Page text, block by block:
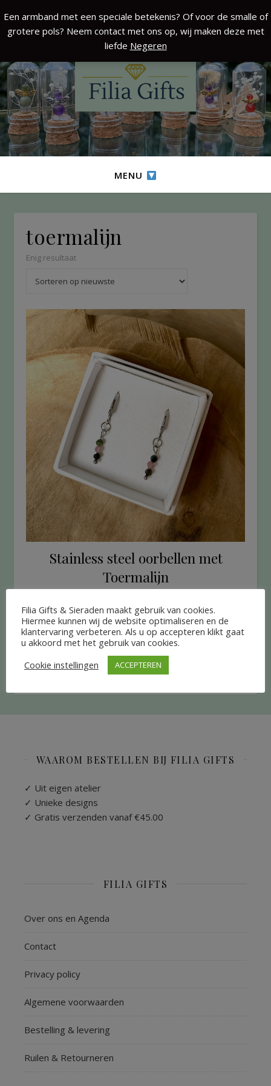
Een armband met een speciale betekenis? Of voor de smalle of
grotere pols? Neem contact met ons op, wij maken deze met
liefde Negeren
MENU
toermalijn
Enig resultaat
Stainless steel oorbellen met
Toermalijn
TOEVOEGEN AAN WINKELWAGEN
WAAROM BESTELLEN BIJ FILIA GIFTS
✓ Uit eigen atelier
✓ Unieke designs
✓ Gratis verzenden vanaf €45.00
FILIA GIFTS
Over ons en Agenda
Contact
Privacy policy
Algemene voorwaarden
Bestelling & levering
Ruilen & Retourneren
Filia Gifts & Sieraden maakt gebruik van cookies.
Hiermee kunnen wij de website optimaliseren en de
klantervaring verbeteren. Als u op accepteren klikt gaat
u akkoord met het gebruik van cookies.
Cookie instellingen
ACCEPTEREN